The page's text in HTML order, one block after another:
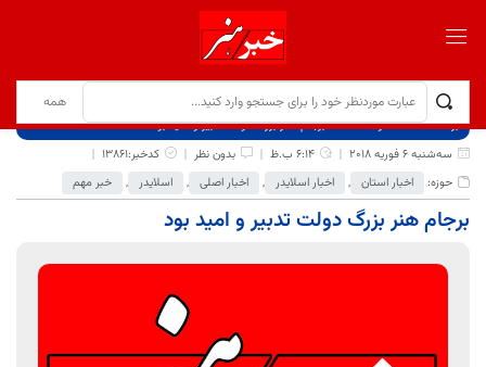
برگ نخست نوشته‌ها
برجام هنر بزرگ دولت تدبیر و امید بود
سه‌شنبه 6 فوریه 2018
6:14 ب.ظ بدون نظر
کدخبر:13861
حوزه:
اخبار استان , اخبار اسلایدر , اخبار اصلی , اسلایدر , خبر مهم
برجام هنر بزرگ دولت تدبیر و امید بود